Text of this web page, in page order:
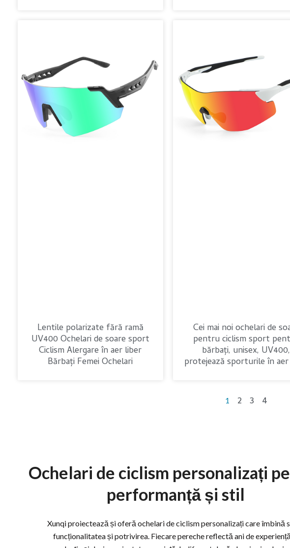
Lentile polarizate fără ramă
UV400 Ochelari de soare sport
Ciclism Alergare în aer liber
Bărbați Femei Ochelari
Cei mai noi ochelari de
pentru ciclism sport
bărbați, unisex, UV400,
protejează sporturile în
1 2 3 4
Ochelari de ciclism personalizați
performanță și stil
Xunqi proiectează și oferă ochelari de ciclism personalizați care îmbină
funcționalitatea și potrivirea. Fiecare pereche reflectă ani de